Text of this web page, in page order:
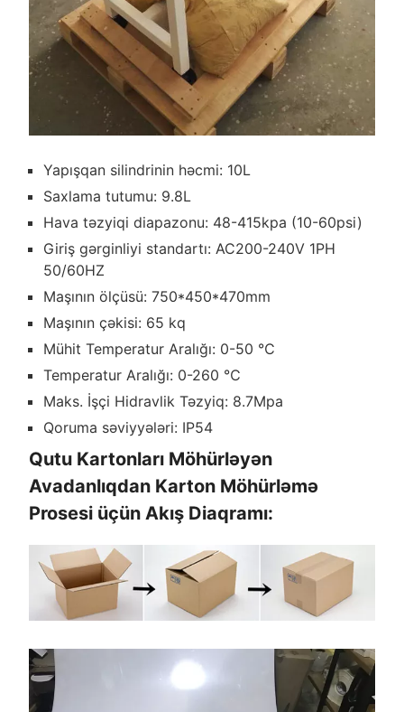
Yapışqan silindrinin həcmi: 10L
Saxlama tutumu: 9.8L
Hava təzyiqi diapazonu: 48-415kpa (10-60psi)
Giriş gərginliyi standartı: AC200-240V 1PH
50/60HZ
Maşının ölçüsü: 750*450*470mm
Maşının çəkisi: 65 kq
Mühit Temperatur Aralığı: 0-50 ℃
Temperatur Aralığı: 0-260 ℃
Maks. İşçi Hidravlik Təzyiq: 8.7Mpa
Qoruma səviyyələri: IP54
Qutu Kartonları Möhürləyən
Avadanlıqdan Karton Möhürləmə
Prosesi üçün Akış Diaqramı: